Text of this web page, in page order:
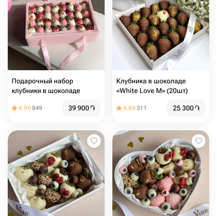
Подарочный набор
клубники в шоколаде
4.90849 39 900֏
Клубника в шоколаде
«White Love M» (20шт)
4.86311 25 300֏